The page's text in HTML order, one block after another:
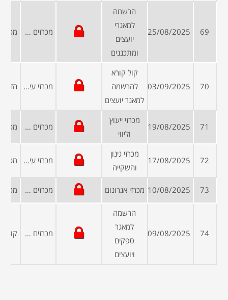
69
25/08/2025
הרשמה
למאגרי
יועצים
ומתכננים
מכרזים פומביים
70
03/09/2025
קול קורא
להרשמה
למאגר יועצים
מכרזי עיריות ומועצות
71
19/08/2025
מכרזי ייעוץ
וליווי
מכרזים פומביים
72
17/08/2025
מכרזי גינון
והשקייה
מכרזי עיריות ומועצות
73
10/08/2025 מכרזי אגרונום מכרזים פומביים
74
09/08/2025
הרשמה
למאגר
ספקים
ויועצים
מכרזים פומביים